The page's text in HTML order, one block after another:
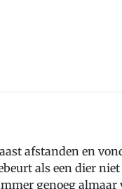
afstanden en
als een dier
genoeg almaar